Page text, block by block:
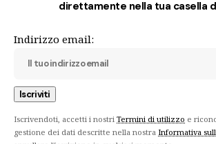
direttamente nella tua casella
Indirizzo email:
Iscrivendoti, accetti i nostri Termini di utilizzo e
gestione dei dati descritte nella nostra Informativa